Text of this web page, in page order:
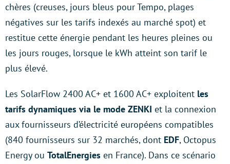
chères (creuses, jours bleus pour Tempo, plages
négatives sur les tarifs indexés au marché spot) et
restitue cette énergie pendant les heures pleines ou
les jours rouges, lorsque le kWh atteint son tarif le
plus élevé.
Les SolarFlow 2400 AC+ et 1600 AC+ exploitent les
tarifs dynamiques via le mode ZENKI et la connexion
aux fournisseurs d’électricité européens compatibles
(840 fournisseurs sur 32 marchés, dont EDF, Octopus
Energy ou TotalEnergies en France). Dans ce scénario